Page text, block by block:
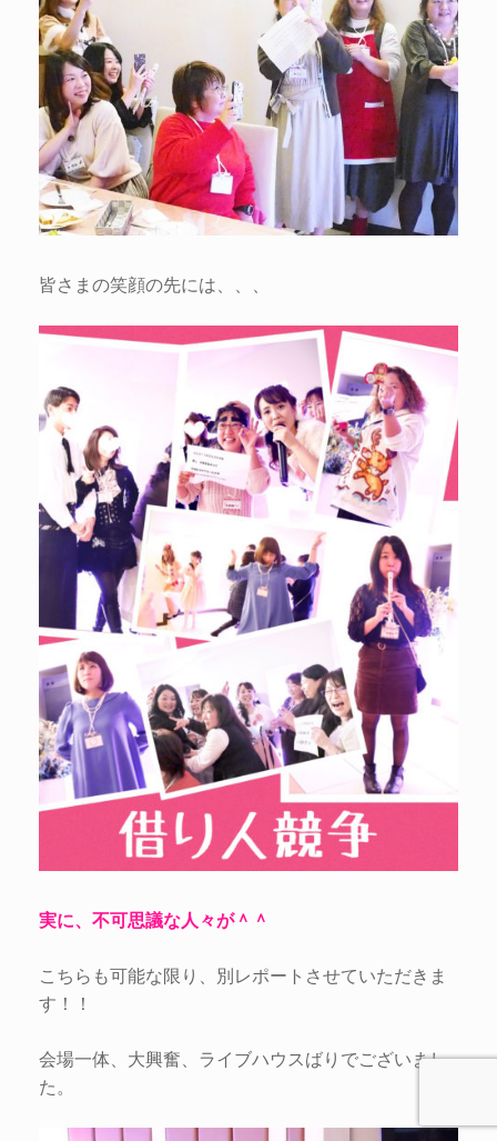
皆さまの笑顔の先には、、、
実に、不可思議な人々が＾＾
こちらも可能な限り、別レポートさせていただきま
す！！
会場一体、大興奮、ライブハウスばりでございまし
た。